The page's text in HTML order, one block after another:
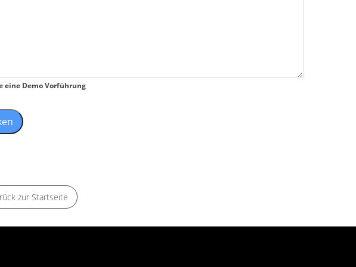
eine Demo Vorführung
zur Startseite